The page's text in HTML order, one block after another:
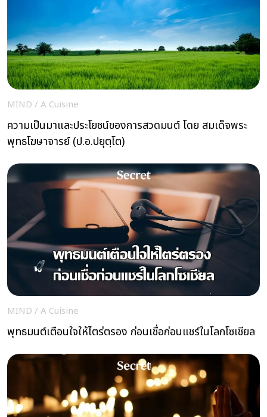
MIND / A Cuisine
ความเป็นมาและประโยชน์ของการสวดมนต์ โดย สมเด็จพระ
พุทธโฆษาจารย์ (ป.อ.ปยุตฺโต)
MIND / A Cuisine
พุทธมนต์เตือนใจให้ไตร่ตรอง ก่อนเชื่อก่อนแชร์ในโลกโซเชียล